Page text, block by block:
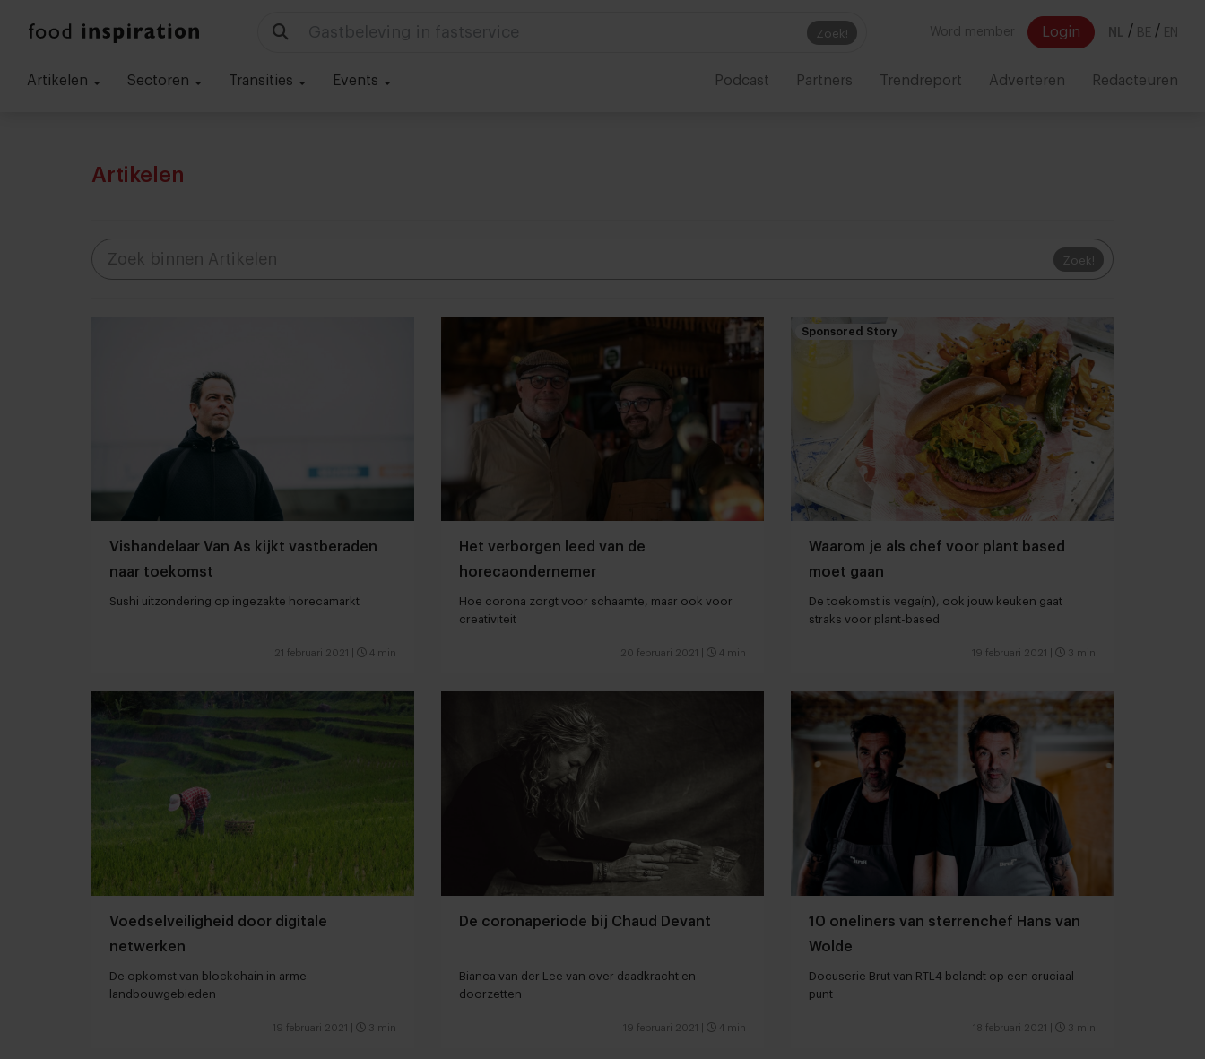
Zoek!
Technologie in foodservice Word member Login NL / BE / EN
Artikelen Sectoren Transities Events Podcast Partners Trendreport Adverteren Redacteuren
Artikelen
Zoek!
Vishandelaar Van As kijkt vastberaden
naar toekomst
Sushi uitzondering op ingezakte horecamarkt
21 februari 2021 4 min
Het verborgen leed van de
horecaondernemer
Hoe corona zorgt voor schaamte, maar ook voor
creativiteit
20 februari 2021 4 min
Sponsored Story
Waarom je als chef voor plant based
moet gaan
De toekomst is vega(n), ook jouw keuken gaat
straks voor plant-based
19 februari 2021 3 min
Voedselveiligheid door digitale
netwerken
De opkomst van blockchain in arme
landbouwgebieden
19 februari 2021 3 min
De coronaperiode bij Chaud Devant
Bianca van der Lee van over daadkracht en
doorzetten
19 februari 2021 4 min
10 oneliners van sterrenchef Hans van
Wolde
Docuserie Brut van RTL4 belandt op een cruciaal
punt
18 februari 2021 3 min